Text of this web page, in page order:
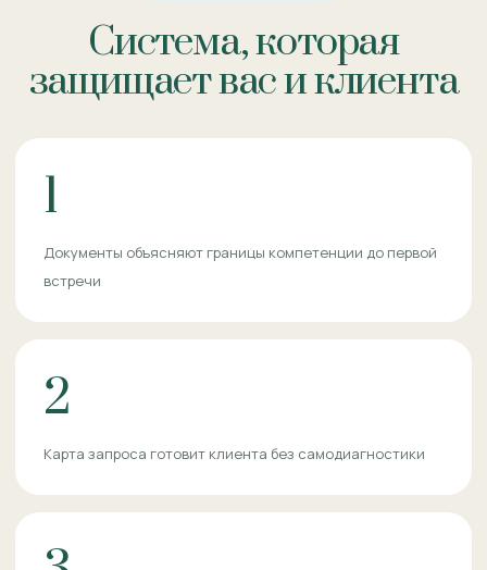
Система, которая
защищает вас и клиента
1
Документы объясняют границы компетенции до первой
встречи
2
Карта запроса готовит клиента без самодиагностики